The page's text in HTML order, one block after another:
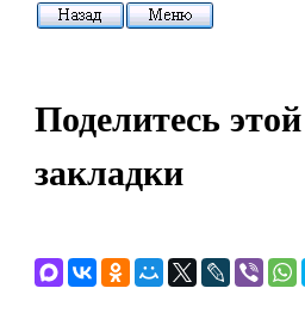
Поделитесь
закладки